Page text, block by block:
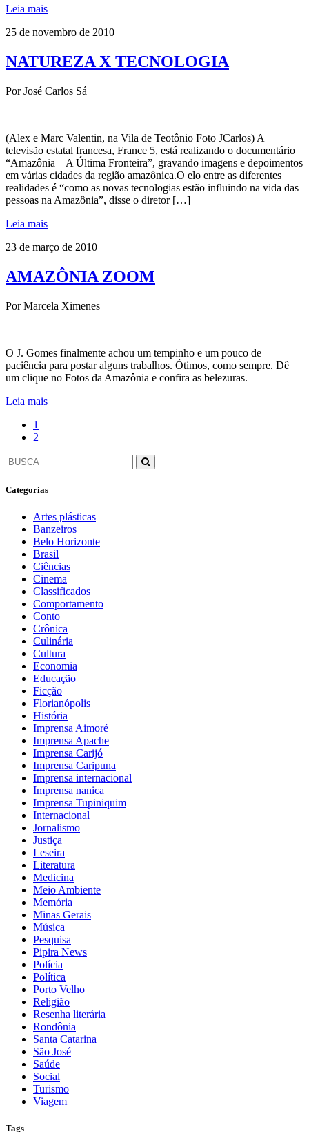
Leia mais
25 de novembro de 2010
NATUREZA X TECNOLOGIA
Por José Carlos Sá
(Alex e Marc Valentin, na Vila de Teotônio Foto JCarlos) A
televisão estatal francesa, France 5, está realizando o documentário
“Amazônia – A Última Fronteira”, gravando imagens e depoimentos
em várias cidades da região amazônica.O elo entre as diferentes
realidades é “como as novas tecnologias estão influindo na vida das
pessoas na Amazônia”, disse o diretor […]
Leia mais
23 de março de 2010
AMAZÔNIA ZOOM
Por Marcela Ximenes
O J. Gomes finalmente achou um tempinho e um pouco de
paciência para postar alguns trabalhos. Ótimos, como sempre. Dê
um clique no Fotos da Amazônia e confira as belezuras.
Leia mais
1
2
Categorias
Artes plásticas
Banzeiros
Belo Horizonte
Brasil
Ciências
Cinema
Classificados
Comportamento
Conto
Crônica
Culinária
Cultura
Economia
Educação
Ficção
Florianópolis
História
Imprensa Aimoré
Imprensa Apache
Imprensa Carijó
Imprensa Caripuna
Imprensa internacional
Imprensa nanica
Imprensa Tupiniquim
Internacional
Jornalismo
Justiça
Leseira
Literatura
Medicina
Meio Ambiente
Memória
Minas Gerais
Música
Pesquisa
Pipira News
Polícia
Política
Porto Velho
Religião
Resenha literária
Rondônia
Santa Catarina
São José
Saúde
Social
Turismo
Viagem
Tags